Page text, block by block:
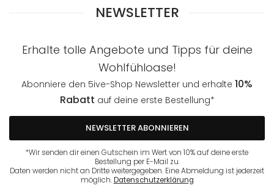
NEWSLETTER
Erhalte tolle Angebote und Tipps für deine
Wohlfühloase!
Abonniere den 5ive-Shop Newsletter und erhalte 10%
Rabatt auf deine erste Bestellung*
NEWSLETTER ABONNIEREN
*Wir senden dir einen Gutschein im Wert von 10% auf deine erste
Bestellung per E-Mail zu.
Daten werden nicht an Dritte weitergegeben. Eine Abmeldung ist jederzeit
möglich.Datenschutzerklärung